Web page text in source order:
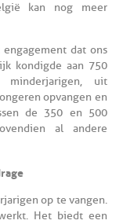
kan nog meer
dat ons
kondigde aan 750
minderjarigen, uit
opvangen en
de 350 en 500
al andere
op te vangen.
Het biedt een